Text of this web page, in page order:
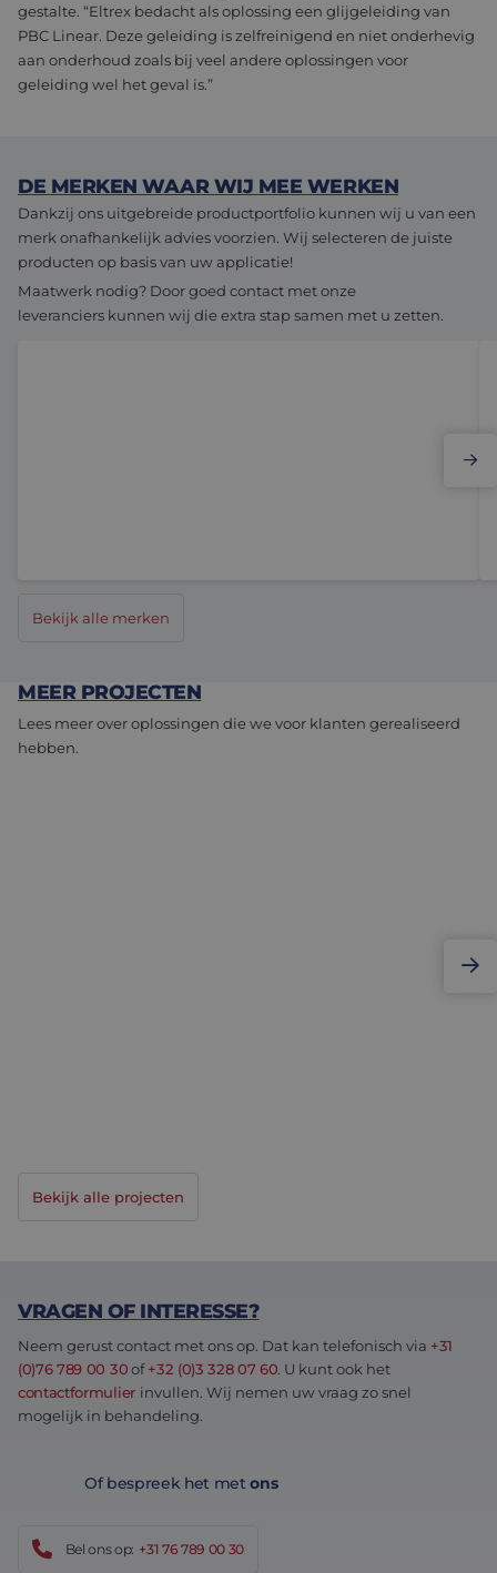
gestalte. “Eltrex bedacht als oplossing een glijgeleiding van
PBC Linear. Deze geleiding is zelfreinigend en niet onderhevig
aan onderhoud zoals bij veel andere oplossingen voor
geleiding wel het geval is.”
DE MERKEN WAAR WIJ MEE WERKEN
Dankzij ons uitgebreide productportfolio kunnen wij u van een
merk onafhankelijk advies voorzien. Wij selecteren de juiste
producten op basis van uw applicatie!
Maatwerk nodig? Door goed contact met onze
leveranciers kunnen wij die extra stap samen met u zetten.
Bekijk alle merken
MEER PROJECTEN
Lees meer over oplossingen die we voor klanten gerealiseerd
hebben.
Bekijk alle projecten
VRAGEN OF INTERESSE?
Neem gerust contact met ons op. Dat kan telefonisch via +31
(0)76 789 00 30of+32 (0)3 328 07 60. U kunt ook het
contactformulier invullen. Wij nemen uw vraag zo snel
mogelijk in behandeling.
Of bespreek het metons
Bel ons op: +31 76 789 00 30